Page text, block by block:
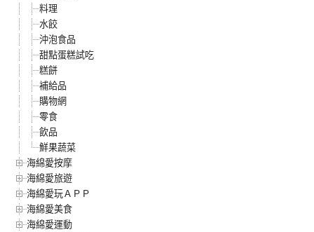
料理
水餃
沖泡食品
甜點蛋糕試吃
糕餅
補給品
購物網
零食
飲品
鮮果蔬菜
海綿愛按摩
海綿愛旅遊
海綿愛玩ＡＰＰ
海綿愛美食
海綿愛運動